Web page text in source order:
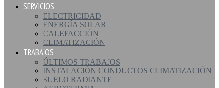
SERVICIOS
ELECTRICIDAD
ENERGÍA SOLAR
CALEFACCIÓN
CLIMATIZACIÓN
TRABAJOS
ÚLTIMOS TRABAJOS
INSTALACIÓN CONDUCTOS CLIMATIZACIÓN
SUELO RADIANTE